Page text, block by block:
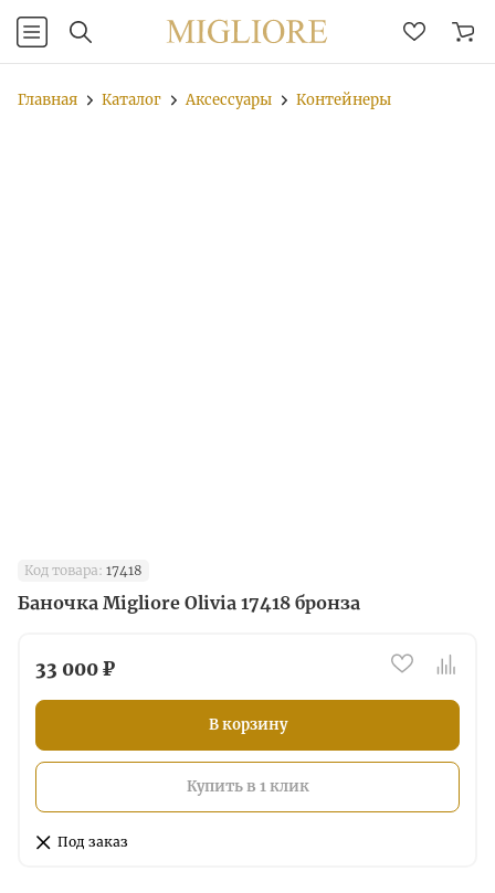
Главная Каталог Аксессуары Контейнеры
Код товара: 17418
Баночка Migliore Olivia 17418 бронза
33 000 ₽
В корзину
Купить в 1 клик
Под заказ